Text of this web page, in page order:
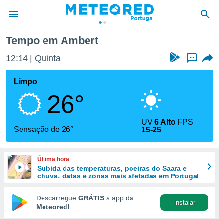
da
foi
fornecidas
a este
das
e
forma
digital
Tempo em Ambert
12:14 Quinta ...
Limpo
26°
Sensação de 26°
UV6 Alto FPS
15-25
Última hora
Subida das temperaturas, poeiras do Saara e
chuva: datas e zonas mais afetadas em Portugal
Descarregue GRÁTIS a app da
Meteored!
Instalar